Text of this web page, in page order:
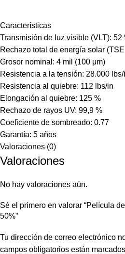
Características
Transmisión de luz visible (VLT): 52
Rechazo total de energía solar
Grosor nominal: 4 mil (100 μm)
Resistencia a la tensión: 28.000 lbs/
Resistencia al quiebre: 112 lbs/in
Elongación al quiebre: 125 %
Rechazo de rayos UV: 99,9 %
Coeficiente de sombreado: 0.77
Garantía: 5 años
Valoraciones (0)
Valoraciones
No hay valoraciones aún.
Sé el primero en valorar “Película
50%”
Tu dirección de correo electrónico
campos obligatorios están